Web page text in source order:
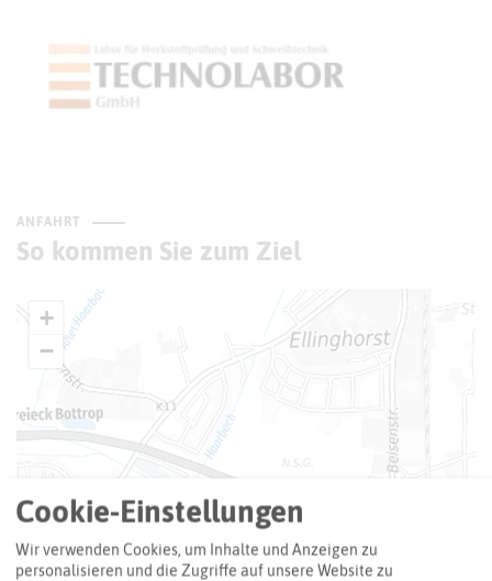
ANFAHRT
So kommen Sie zum Ziel
+
−
Cookie-Einstellungen
Wir verwenden Cookies, um Inhalte und Anzeigen zu
personalisieren und die Zugriffe auf unsere Website zu